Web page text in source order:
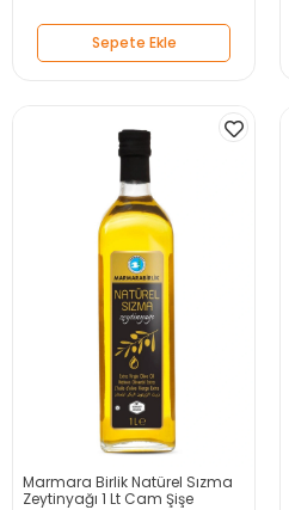
Sepete Ekle
Marmara Birlik Natürel Sızma
Zeytinyağı 1 Lt Cam Şişe